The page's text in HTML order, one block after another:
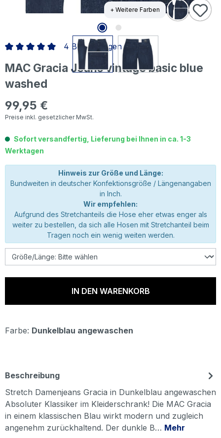
+ Weitere Farben
MAC Gracia Jeans vintage basic blue
washed
Regulärer Preis:
99,95 €
Preise inkl. gesetzlicher MwSt.
Durchschnittliche Bewertung von 5 von 5 Sternen
4 Bewertungen
Sofort versandfertig, Lieferung bei Ihnen in ca. 1-3
Werktagen
Hinweis zur Größe und Länge:
Bundweiten in deutscher Konfektionsgröße / Längenangaben
in Inch.
Wir empfehlen:
Aufgrund des Stretchanteils die Hose eher etwas enger als
weiter zu bestellen, da sich alle Hosen mit Stretchanteil beim
Tragen noch ein wenig weiten werden.
IN DEN WARENKORB
Farbe: Dunkelblau angewaschen
Beschreibung
Stretch Damenjeans Gracia in Dunkelblau angewaschen
Absoluter Klassiker im Kleiderschrank! Die MAC Gracia
in einem klassischen Blau wirkt modern und zugleich
angenehm zurückhaltend. Der dunkle B… Mehr